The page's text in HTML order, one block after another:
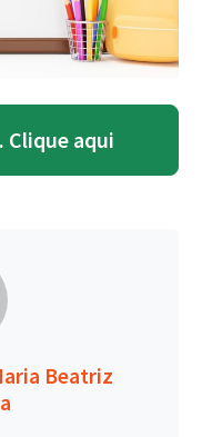
Clique aqui
Beatriz